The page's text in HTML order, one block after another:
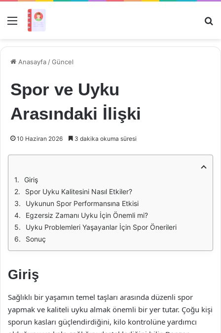
Menü
Anasayfa /Güncel
Spor ve Uyku
Arasındaki İlişki
10 Haziran 2026 3 dakika okuma süresi
Giriş
Spor Uyku Kalitesini Nasıl Etkiler?
Uykunun Spor Performansına Etkisi
Egzersiz Zamanı Uyku İçin Önemli mi?
Uyku Problemleri Yaşayanlar İçin Spor Önerileri
Sonuç
Giriş
Sağlıklı bir yaşamın temel taşları arasında düzenli spor
yapmak ve kaliteli uyku almak önemli bir yer tutar. Çoğu kişi
sporun kasları güçlendirdiğini, kilo kontrolüne yardımcı